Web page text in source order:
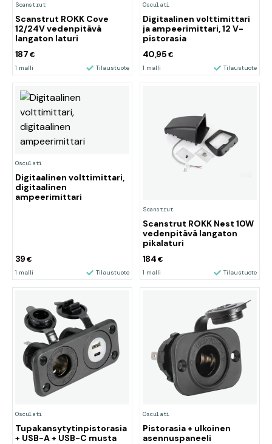
Scanstrut
Scanstrut ROKK Cove
12/24V vedenpitävä
langaton laturi
187 €
1 malli Tilaustuote
Osculati
Digitaalinen volttimittari
ja ampeerimittari, 12 V-
pistorasia
40,95 €
1 malli Tilaustuote
Osculati
Digitaalinen volttimittari,
digitaalinen
ampeerimittari
39€
1 malli Tilaustuote
Scanstrut
Scanstrut ROKK Nest 10W
vedenpitävä langaton
pikalaturi
184 €
1 malli Tilaustuote
Osculati
Tupakansytytinpistorasia
+ USB-A + USB-C musta
Osculati
Pistorasia + ulkoinen
asennuspaneeli